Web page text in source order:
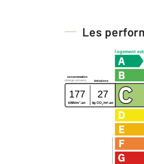
Les
logement
consommation
émissions
(énergie primaire)
177 27
kWh/m 2 .an kg CO2/m2 .an